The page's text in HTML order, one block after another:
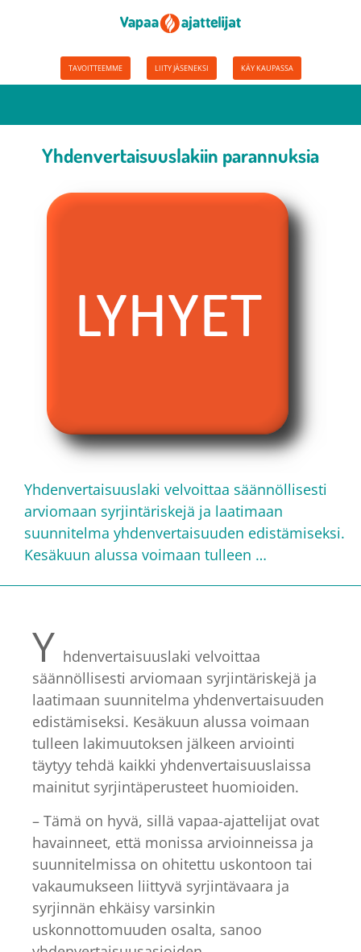
TAVOITTEEMME LIITY JÄSENEKSI KÄY KAUPASSA
Yhdenvertaisuuslakiin parannuksia
Yhdenvertaisuuslaki velvoittaa säännöllisesti
arviomaan syrjintäriskejä ja laatimaan
suunnitelma yhdenvertaisuuden edistämiseksi.
Kesäkuun alussa voimaan tulleen …
Y hdenvertaisuuslaki velvoittaa
säännöllisesti arviomaan syrjintäriskejä ja
laatimaan suunnitelma yhdenvertaisuuden
edistämiseksi. Kesäkuun alussa voimaan
tulleen lakimuutoksen jälkeen arviointi
täytyy tehdä kaikki yhdenvertaisuuslaissa
mainitut syrjintäperusteet huomioiden.
– Tämä on hyvä, sillä vapaa-ajattelijat ovat
havainneet, että monissa arvioinneissa ja
suunnitelmissa on ohitettu uskontoon tai
vakaumukseen liittyvä syrjintävaara ja
syrjinnän ehkäisy varsinkin
uskonnottomuuden osalta, sanoo